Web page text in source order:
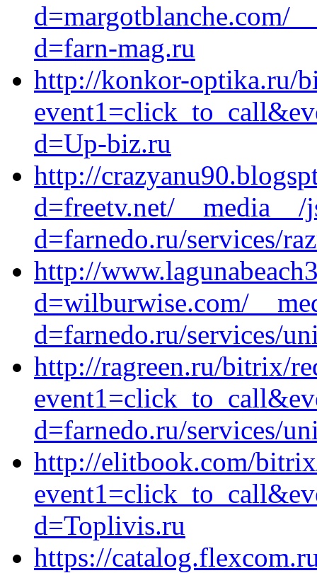
d=margotblanche.com/
d=farn-mag.ru
http://konkor-optika.ru/
d=Up-biz.ru
http://
d=freetv.net/
d=farnedo.ru/services/
http://
d=wilburwise.com/
d=farnedo.ru/services/
http://ragreen.ru/bitrix/
d=farnedo.ru/services/
http://elitbook.com/
d=Toplivis.ru
https://